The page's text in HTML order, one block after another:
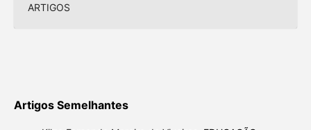
ARTIGOS
Artigos Semelhantes